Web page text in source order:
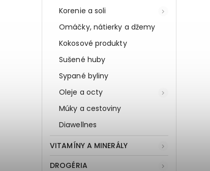
Korenie a soli
Omáčky, nátierky a džemy
Kokosové produkty
Sušené huby
Sypané byliny
Oleje a octy
Múky a cestoviny
Diawellnes
VITAMÍNY A MINERÁLY
DROGÉRIA